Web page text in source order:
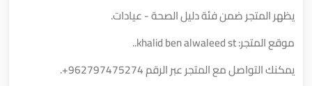
يظهر المتجر ضمن فئة دليل الصحة - عيادات.
موقع المتجر: khalid ben alwaleed st..
يمكنك التواصل مع المتجر عبر الرقم+962797475274
.